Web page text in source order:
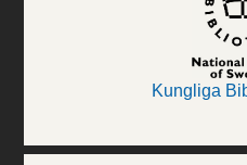
Kungliga